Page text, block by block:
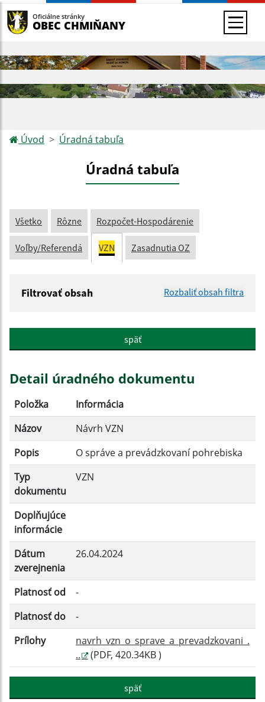
Oficiálne stránky
OBEC CHMIŇANY
Úvod Úradná tabuľa
Úradná tabuľa
Všetko Rôzne Rozpočet-Hospodárenie
Voľby/Referendá VZN Zasadnutia OZ
Filtrovať obsah Rozbaliť obsah filtra
Popis:
Dátum zverejnenia do:
Platnosť od:
Platnosť do:
Filtrovať
späť
Detail úradného dokumentu
Položka
Informácia
Názov
Návrh VZN
Popis
O správe a prevádzkovaní pohrebiska
Typ
dokumentu
VZN
Doplňujúce
informácie
Dátum
zverejnenia
26.04.2024
Platnosť od
-
Platnosť do
-
Prílohy
navrh_vzn_o_sprave_a_prevadzkovani_.
..
(PDF, 420.34KB )
späť